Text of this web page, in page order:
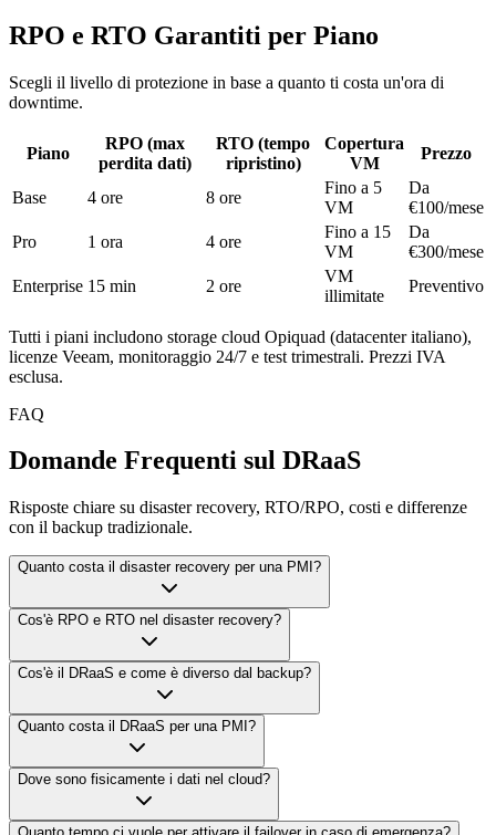
RPO e RTO Garantiti per Piano
Scegli il livello di protezione in base a quanto ti costa un'ora di
downtime.
Piano
RPO (max
perdita dati)
RTO (tempo
ripristino)
Copertura
VM
Prezzo
Base 4 ore 8 ore
Fino a 5
VM
Da
€100/mese
Pro
1 ora 4 ore
Fino a 15
VM
Da
€300/mese
Enterprise 15 min 2 ore
VM
illimitate
Preventivo
Tutti i piani includono storage cloud Opiquad (datacenter italiano),
licenze Veeam, monitoraggio 24/7 e test trimestrali. Prezzi IVA
esclusa.
FAQ
Domande Frequenti sul DRaaS
Risposte chiare su disaster recovery, RTO/RPO, costi e differenze
con il backup tradizionale.
Quanto costa il disaster recovery per una PMI?
Cos'è RPO e RTO nel disaster recovery?
Cos'è il DRaaS e come è diverso dal backup?
Quanto costa il DRaaS per una PMI?
Dove sono fisicamente i dati nel cloud?